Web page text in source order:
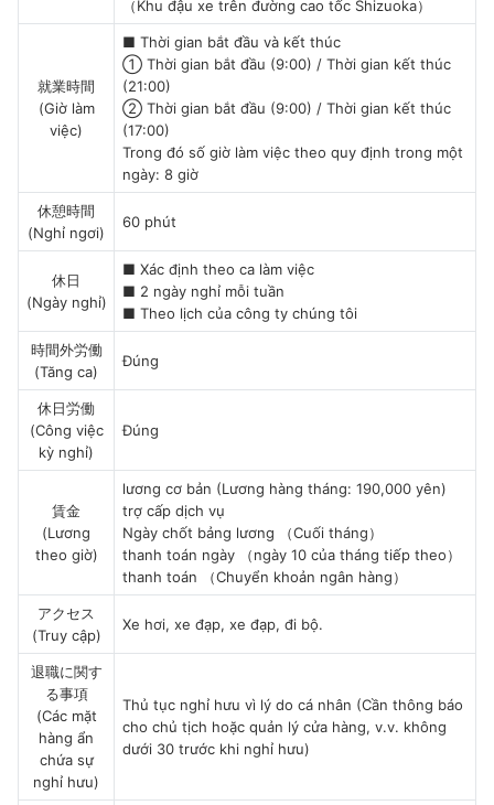
（Khu đậu xe trên đường cao tốc Shizuoka）
就業時間
(Giờ làm
việc)
■ Thời gian bắt đầu và kết thúc
① Thời gian bắt đầu (9:00) / Thời gian kết thúc
(21:00)
② Thời gian bắt đầu (9:00) / Thời gian kết thúc
(17:00)
Trong đó số giờ làm việc theo quy định trong một
ngày: 8 giờ
休憩時間
(Nghỉ ngơi)
60 phút
休日
(Ngày nghỉ)
■ Xác định theo ca làm việc
■ 2 ngày nghỉ mỗi tuần
■ Theo lịch của công ty chúng tôi
時間外労働
(Tăng ca)
Đúng
休日労働
(Công việc
kỳ nghỉ)
Đúng
賃金
(Lương
theo giờ)
lương cơ bản (Lương hàng tháng: 190,000 yên)
trợ cấp dịch vụ
Ngày chốt bảng lương （Cuối tháng）
thanh toán ngày （ngày 10 của tháng tiếp theo）
thanh toán （Chuyển khoản ngân hàng）
アクセス
(Truy cập)
Xe hơi, xe đạp, xe đạp, đi bộ.
退職に関す
る事項
(Các mặt
hàng ẩn
chứa sự
nghỉ hưu)
Thủ tục nghỉ hưu vì lý do cá nhân (Cần thông báo
cho chủ tịch hoặc quản lý cửa hàng, v.v. không
dưới 30 trước khi nghỉ hưu)